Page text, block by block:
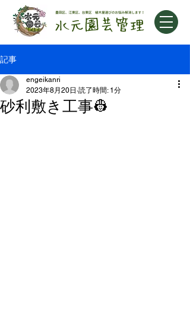
記事
砂利敷き工事👷
engeikanri
2023年8月20日 読了時間: 1分